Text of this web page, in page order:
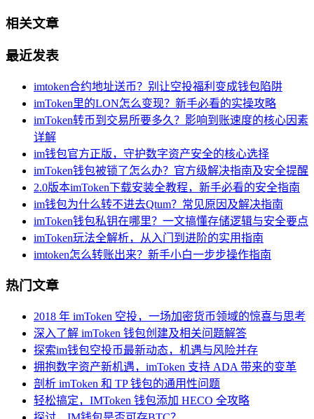
相关文章
最近发表
imtoken合约地址送币？别让空投福利变成钱包陷阱
imToken里的LON怎么变现？新手必看的实操攻略
imToken转币到交易所要多久？影响到账速度的核心因素
详解
im钱包官方正版，守护数字资产安全的核心选择
imToken钱包被锁了怎么办？官方级解决指南及安全提醒
2.0版本imToken下载安装全教程，新手必看的安全指南
im钱包为什么转不进去Qtum？常见原因及解决指南
imToken钱包私钥在哪里？一文搞懂存储逻辑与安全要点
imToken玩法全解析，从入门到进阶的实用指南
imtoken怎么转账出来？新手小白一步步操作指南
热门文章
2018 年 imToken 空投，一场加密货币领域的惊喜与思考
深入了解 imToken 钱包创建及相关问题解答
探索im钱包空投币最新动态，机遇与风险并存
拥抱数字资产新机遇，imToken 支持 ADA 带来的变革
剖析 imToken 和 TP 钱包的通用性问题
轻松搞定，IMToken 钱包添加 HECO 全攻略